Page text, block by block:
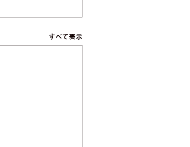
すべて表示